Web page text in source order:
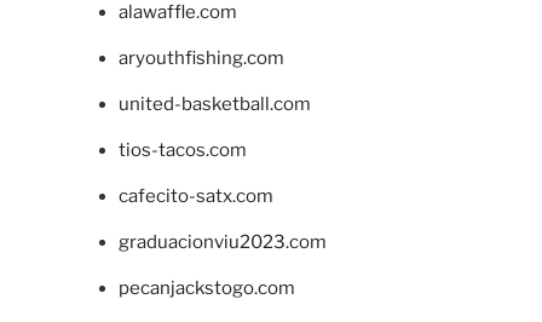
alawaffle.com
aryouthfishing.com
united-basketball.com
tios-tacos.com
cafecito-satx.com
graduacionviu2023.com
pecanjackstogo.com